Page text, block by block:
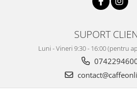
SUPORT
Luni - Vineri 9:30 - 16:00 (pentru